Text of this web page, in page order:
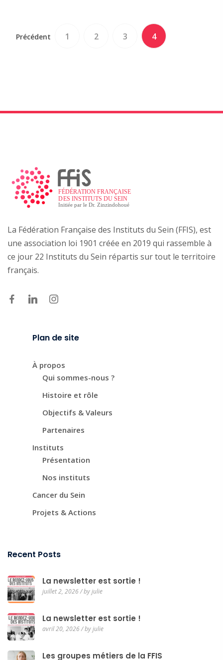
Précédent 1 2 3 4
La Fédération Française des Instituts du Sein (FFIS), est
une association loi 1901 créée en 2019 qui rassemble à
ce jour 22 Instituts du Sein répartis sur tout le territoire
français.
Plan de site
À propos
Qui sommes-nous ?
Histoire et rôle
Objectifs & Valeurs
Partenaires
Instituts
Présentation
Nos instituts
Cancer du Sein
Projets & Actions
Recent Posts
La newsletter est sortie !
juillet 2, 2026 / by julie
La newsletter est sortie !
avril 20, 2026 / by julie
Les groupes métiers de la FFIS